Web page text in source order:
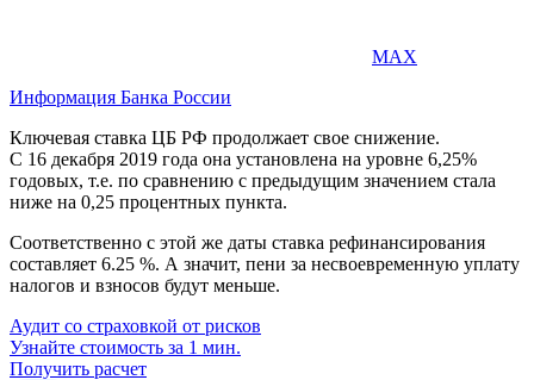
MAX
Информация Банка России
Ключевая ставка ЦБ РФ продолжает свое снижение.
С 16 декабря 2019 года она установлена на уровне 6,25%
годовых, т.е. по сравнению с предыдущим значением стала
ниже на 0,25 процентных пункта.
Соответственно с этой же даты ставка рефинансирования
составляет 6.25 %. А значит, пени за несвоевременную уплату
налогов и взносов будут меньше.
Аудит со страховкой от рисков
Узнайте стоимость за 1 мин.
Получить расчет